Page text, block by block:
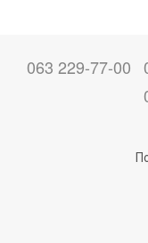
063 229-77-00